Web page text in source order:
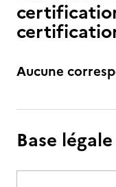
Aucune
Base légale